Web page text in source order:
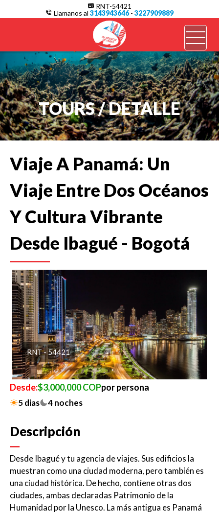
RNT-54421
Llamanos al 3143943646- 3227909889
TOURS / DETALLE
Viaje A Panamá: Un
Viaje Entre Dos Océanos
Y Cultura Vibrante
Desde Ibagué - Bogotá
RNT - 54421
Desde:$3,000,000 COPpor persona
5 dias 4 noches
Descripción
Desde Ibagué y tu agencia de viajes. Sus edificios la
muestran como una ciudad moderna, pero también es
una ciudad histórica. De hecho, contiene otras dos
ciudades, ambas declaradas Patrimonio de la
Humanidad por la Unesco. La más antigua es Panamá